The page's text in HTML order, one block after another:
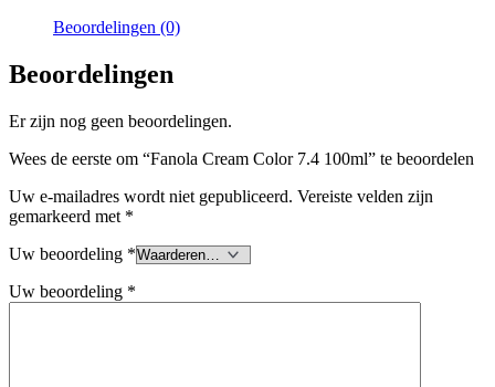
Beoordelingen (0)
Beoordelingen
Er zijn nog geen beoordelingen.
Wees de eerste om “Fanola Cream Color 7.4 100ml” te beoordelen
Uw e-mailadres wordt niet gepubliceerd. Vereiste velden zijn
gemarkeerd met *
Uw beoordeling *
Uw beoordeling *